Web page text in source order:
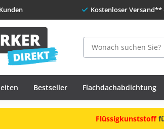
Kostenloser Versand**
Suche
Bestseller Flachdachabdichtung
Flüssigkunststoff